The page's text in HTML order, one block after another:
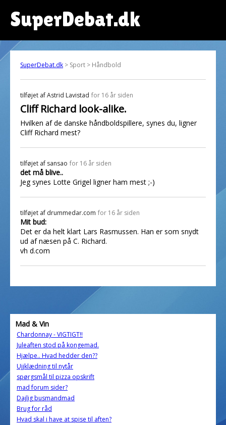
SuperDebat.dk
SuperDebat.dk > Sport > Håndbold
tilføjet afAstrid Lavistad for 16 år siden
Cliff Richard look-alike.
Hvilken af de danske håndboldspillere, synes du, ligner
Cliff Richard mest?
tilføjet af sansao for 16 år siden
det må blive..
Jeg synes Lotte Grigel ligner ham mest ;-)
tilføjet af drummedar.com for 16 år siden
Mit bud:
Det er da helt klart Lars Rasmussen. Han er som snydt
ud af næsen på C. Richard.
vh d.com
Mad & Vin
Chardonnay - VIGTIGT!!
Juleaften stod på kongemad.
Hjælpe.. Hvad hedder den??
Ujjklædning til nytår
spørgsmål til pizza opskrift
mad forum sider?
Dajlig busmandmad
Brug for råd
Hvad skal i have at spise til aften?